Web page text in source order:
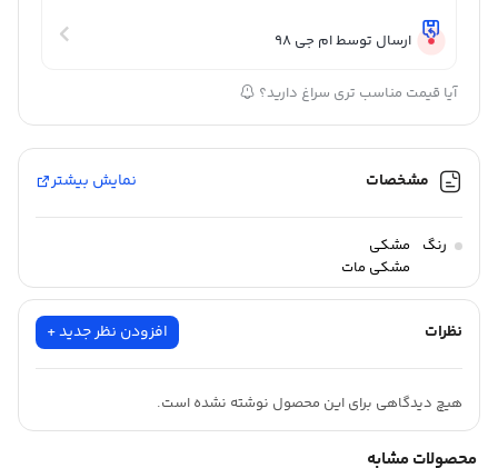
ارسال توسط ام جی 98
آیا قیمت مناسب تری سراغ دارید؟
مشخصات نمایش بیشتر
رنگ
مشکی
مشکی مات
نظرات افزودن نظر جدید +
هیچ دیدگاهی برای این محصول نوشته نشده است.
محصولات مشابه